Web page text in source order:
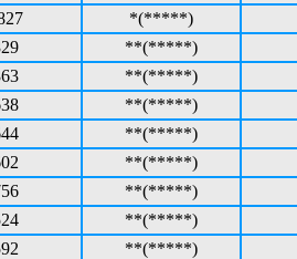
*(*****)
**(*****)
**(*****)
**(*****)
**(*****)
**(*****)
**(*****)
**(*****)
**(*****)